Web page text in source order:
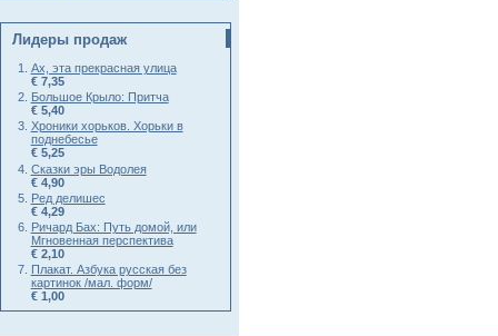
Лидеры продаж
Ах, эта прекрасная улица
€ 7,35
Большое Крыло: Притча
€ 5,40
Хроники хорьков. Хорьки в
поднебесье
€ 5,25
Сказки эры Водолея
€ 4,90
Ред делишес
€ 4,29
Ричард Бах: Путь домой, или
Мгновенная перспектива
€ 2,10
Плакат. Азбука русская без
картинок /мал. форм/
€ 1,00